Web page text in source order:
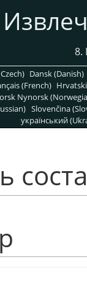
Dansk (Danish)
(French)
Nynorsk
Slovenčina
український